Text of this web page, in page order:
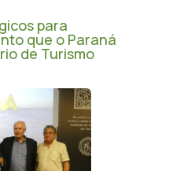
para
que o Paraná
de Turismo